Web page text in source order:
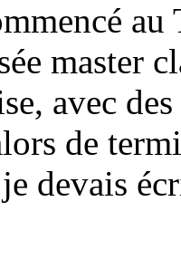
master
avec
de
je devais